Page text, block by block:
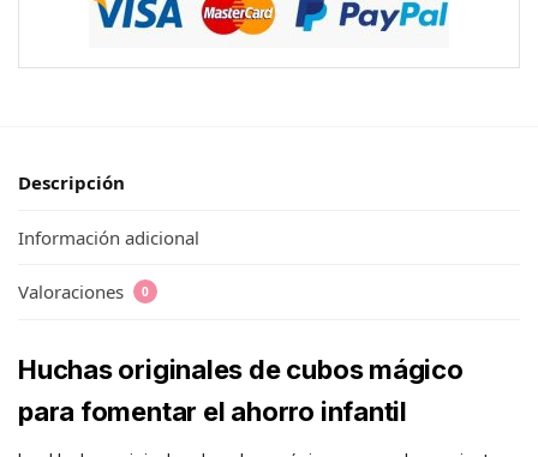
Descripción
Información adicional
Valoraciones 0
Huchas originales de cubos mágico
para fomentar el ahorro infantil